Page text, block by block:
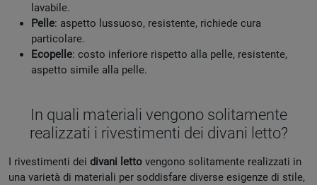
lavabile.
Pelle: aspetto lussuoso, resistente, richiede cura
particolare.
Ecopelle: costo inferiore rispetto alla pelle, resistente,
aspetto simile alla pelle.
In quali materiali vengono solitamente
realizzati i rivestimenti dei divani letto?
I rivestimenti dei divani letto vengono solitamente realizzati in
una varietà di materiali per soddisfare diverse esigenze di stile,